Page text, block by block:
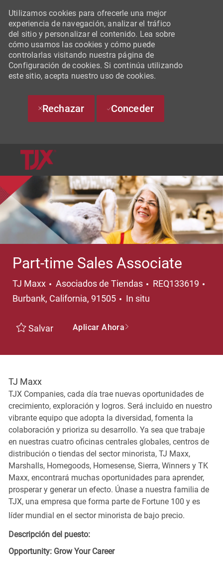
Utilizamos cookies para ofrecerle una mejor
experiencia de navegación, analizar el tráfico
del sitio y personalizar el contenido. Lea sobre
cómo usamos las cookies y cómo puede
controlarlas visitando nuestra página de
Configuración de cookies. Si continúa utilizando
este sitio, acepta nuestro uso de cookies.
Rechazar Conceder
Part-time Sales Associate
TJ Maxx Categoría
Asociados de Tiendas REQ133619
Burbank, California, 91505
In situ
Salvar Aplicar Ahora
TJ Maxx
TJX Companies, cada día trae nuevas oportunidades de
crecimiento, exploración y logros. Será incluido en nuestro
vibrante equipo que adopta la diversidad, fomenta la
colaboración y prioriza su desarrollo. Ya sea que trabaje
en nuestras cuatro oficinas centrales globales, centros de
distribución o tiendas del sector minorista, TJ Maxx,
Marshalls, Homegoods, Homesense, Sierra, Winners y TK
Maxx, encontrará muchas oportunidades para aprender,
prosperar y generar un efecto. Únase a nuestra familia de
TJX, una empresa que forma parte de Fortune 100 y es
líder mundial en el sector minorista de bajo precio.
Descripción del puesto:
Opportunity: Grow Your Career